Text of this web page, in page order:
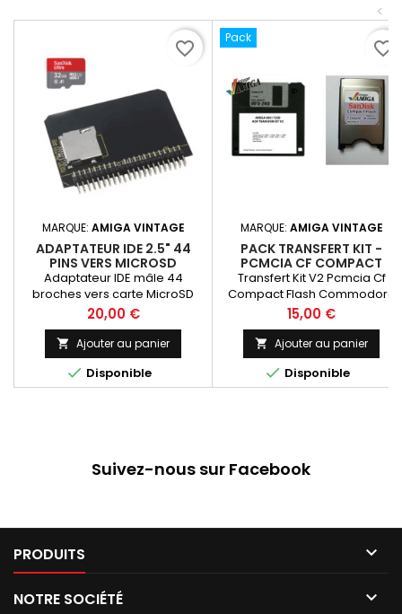
<
MARQUE: AMIGA VINTAGE
ADAPTATEUR IDE 2.5" 44
PINS VERS MICROSD
MICROSDHC MICROSDXC
OU CARTE TF.
Adaptateur IDE mâle 44
broches vers carte MicroSD
Prix
20,00 €
 Ajouter au panier
 Disponible
favorite_border
Pack
MARQUE: AMIGA VINTAGE
PACK TRANSFERT KIT -
PCMCIA CF COMPACT
FLASH COMMODORE AMIGA
600 OU 1200
Transfert Kit V2 Pcmcia Cf
Compact Flash Commodore
Amiga 600 Ou 1200
Prix
15,00 €
 Ajouter au panier
 Disponible
favorite_border
Suivez-nous sur Facebook
PRODUITS 
NOTRE SOCIÉTÉ 